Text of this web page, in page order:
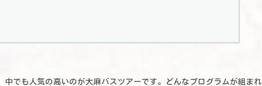
中でも人気の高いのが大麻バスツアーです。どんなプログラムが組まれ